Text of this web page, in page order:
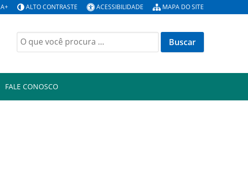
A+ ALTO CONTRASTE ACESSIBILIDADE MAPA DO SITE
Buscar
por:
FALE CONOSCO